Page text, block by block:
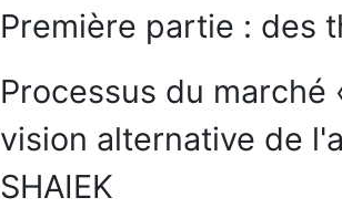
Première partie : des
Processus du marché
vision alternative de
SHAIEK